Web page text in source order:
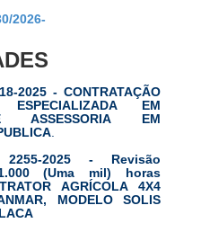
2026-
2025 - CONTRATAÇÃO
EM
ASSESSORIA EM
2255-2025 - Revisão
(Uma mil) horas
AGRÍCOLA 4X4
MODELO SOLIS